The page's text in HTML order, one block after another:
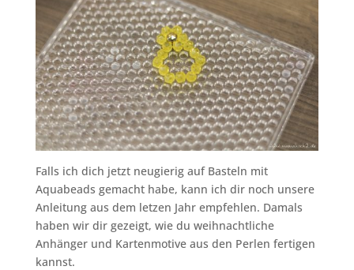
Falls ich dich jetzt neugierig auf Basteln mit
Aquabeads gemacht habe, kann ich dir noch unsere
Anleitung aus dem letzen Jahr empfehlen. Damals
haben wir dir gezeigt, wie du weihnachtliche
Anhänger und Kartenmotive aus den Perlen fertigen
kannst.